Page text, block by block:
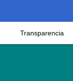
Transparencia